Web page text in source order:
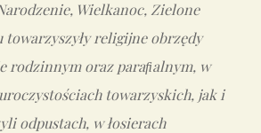
Wielkanoc, Zielone
religijne obrzędy
rodzinnym oraz paraﬁalnym, w
towarzyskich, jak i
odpustach, w łosierach